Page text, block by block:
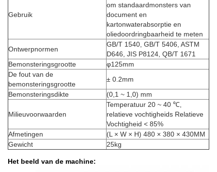
Gebruik
om standaardmonsters van
document en
kartonwaterabsorptie en
oliedoordringbaarheid te meten
Ontwerpnormen
GB/T 1540, GB/T 5406, ASTM
D646, JIS P8124, QB/T 1671
Bemonsteringsgrootte
φ125mm
De fout van de
bemonsteringsgrootte
± 0.2mm
Bemonsteringsdikte
(0,1 ~ 1,0) mm
Milieuvoorwaarden
Temperatuur 20 ~ 40 ℃,
relatieve vochtigheids Relatieve
Vochtigheid < 85%
Afmetingen
(L × W × H) 480 × 380 × 430MM
Gewicht
25kg
Het beeld van de machine: